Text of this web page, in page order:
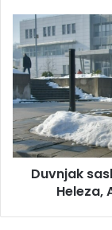
Duvnjak
saslušan
u
SIPA-
i,
za
svjedoke
naveo
Heleza,
Ademovića,
Duvnjak
Heleza,